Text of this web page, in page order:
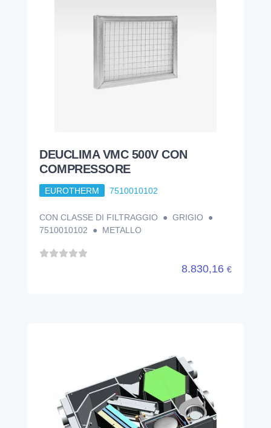
DEUCLIMA VMC 500V CON
COMPRESSORE
EUROTHERM 7510010102
CON CLASSE DI FILTRAGGIO ● GRIGIO ●
7510010102 ● METALLO
8.830,16 €